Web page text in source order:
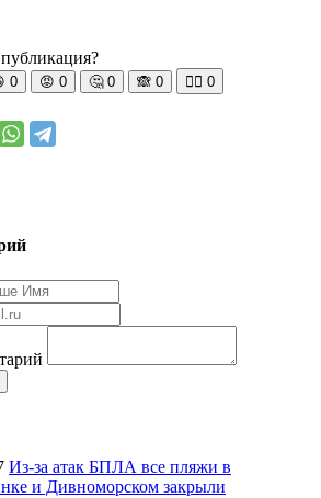
0 😡 0 🤔 0 🙈 0 🧘‍♀️ 0
Из-за атак БПЛА все пляжи в
и Дивноморском закрыли